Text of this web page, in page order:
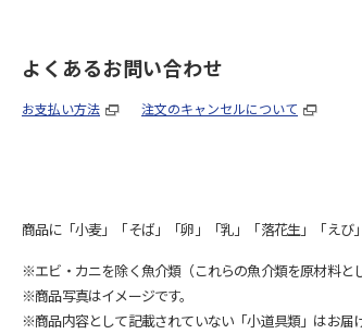
よくあるお問い合わせ
お支払い方法 注文のキャンセルについて
商品に「小麦」「そば」「卵」「乳」「落花生」「えび
※エビ・カニを除く魚介類（これらの魚介類を原材料と
※商品写真はイメージです。
※商品内容として記載されていない「小道具類」はお届